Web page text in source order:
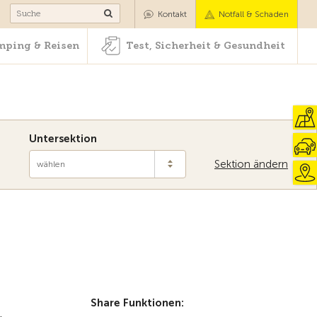
Camping & Reisen Test, Sicherheit & Gesundheit
Kontakt Notfall & Schaden
& Reisen Test, Sicherheit & Gesundheit
Sektion ändern
Untersektion
wählen
Share Funktionen: